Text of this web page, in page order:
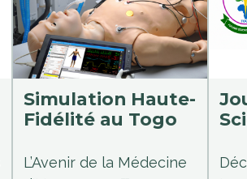
Simulation Haute-
Fidélité au Togo
L’Avenir de la Médecine